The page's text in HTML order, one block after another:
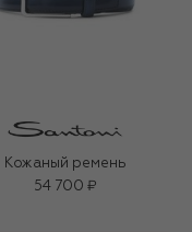
Кожаный ремень
54 700 ₽